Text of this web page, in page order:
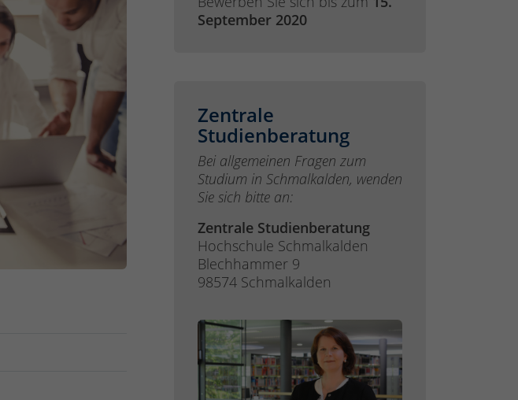
September 2020
Zentrale
Studienberatung
Bei allgemeinen Fragen zum
Studium in Schmalkalden, wenden
Sie sich bitte an:
Zentrale Studienberatung
Hochschule Schmalkalden
Blechhammer 9
98574 Schmalkalden